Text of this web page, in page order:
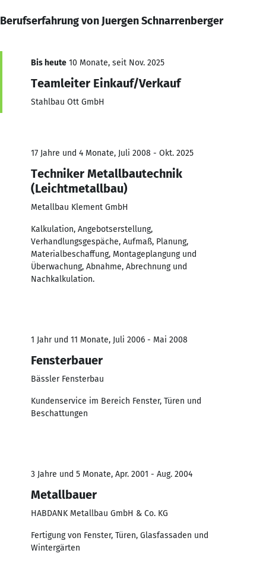
Berufserfahrung von Juergen Schnarrenberger
Bis heute 10 Monate, seit Nov. 2025
Teamleiter Einkauf/Verkauf
Stahlbau Ott GmbH
17 Jahre und 4 Monate, Juli 2008 - Okt. 2025
Techniker Metallbautechnik
(Leichtmetallbau)
Metallbau Klement GmbH
Kalkulation, Angebotserstellung,
Verhandlungsgespäche, Aufmaß, Planung,
Materialbeschaffung, Montageplangung und
Überwachung, Abnahme, Abrechnung und
Nachkalkulation.
1 Jahr und 11 Monate, Juli 2006 - Mai 2008
Fensterbauer
Bässler Fensterbau
Kundenservice im Bereich Fenster, Türen und
Beschattungen
3 Jahre und 5 Monate, Apr. 2001 - Aug. 2004
Metallbauer
HABDANK Metallbau GmbH & Co. KG
Fertigung von Fenster, Türen, Glasfassaden und
Wintergärten